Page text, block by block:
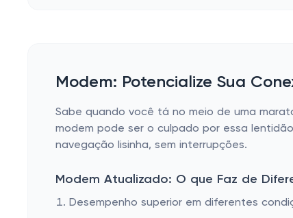
Modem: Potencialize Sua
Sabe quando você tá no meio de uma
modem pode ser o culpado por essa
navegação lisinha, sem interrupções.
Modem Atualizado: O que Faz de
Desempenho superior em diferentes